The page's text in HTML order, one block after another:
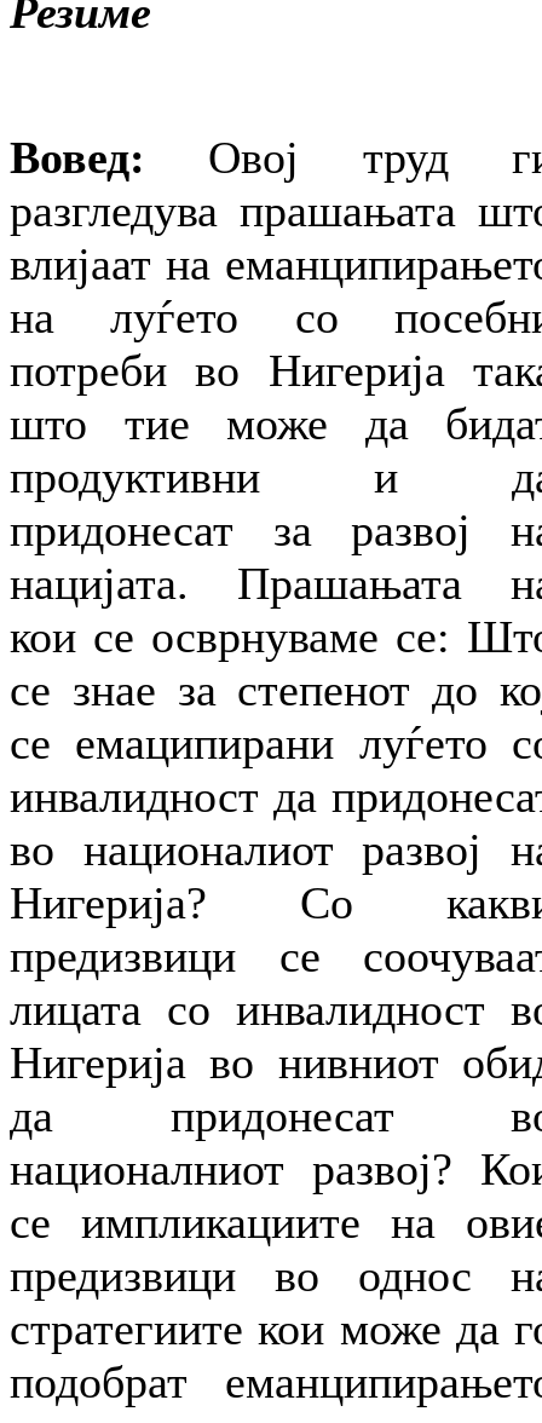
Резиме
Вовед: Овој труд
разгледува прашањата
влијаат на
на луѓето со
потреби во Нигерија
што тие може да
продуктивни и
придонесат за развој
нацијата. Прашањата
кои се осврнуваме се:
се знае за степенот до
се емаципирани луѓето
инвалидност да
во националиот развој
Нигерија? Со
предизвици се
лицата со инвалидност
Нигерија во нивниот
да придонесат
националниот развој?
се импликациите на
предизвици во однос
стратегиите кои може да
подобрат